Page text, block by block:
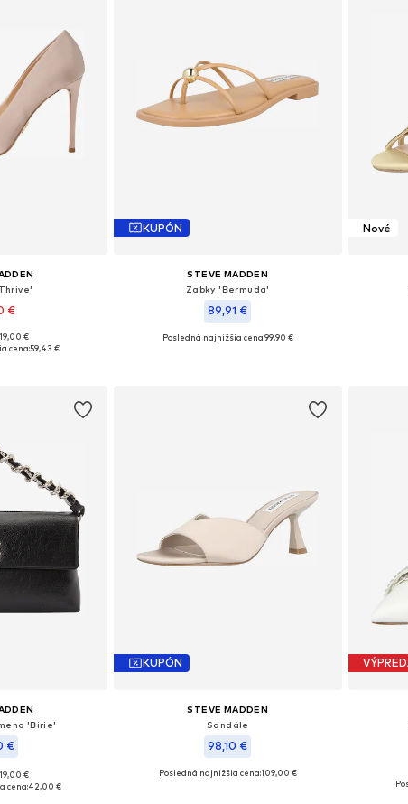
€
38, 39, 40, 41, 42
€
cena:59,43 €
KUPÓN
STEVE MADDEN
Žabky 'Bermuda'
89,91 €
Dostupné veľkosti: 36, 37, 38, 39, 40, 41
Posledná najnižšia cena:99,90 €
Nové
'Birie'
€
One Size
€
cena:42,00 €
KUPÓN
STEVE MADDEN
Sandále
98,10 €
Dostupné veľkosti: 39, 41
Posledná najnižšia cena:109,00 €